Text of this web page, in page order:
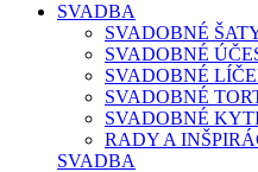
SVADBA
SVADOBNÉ
SVADOBNÉ
SVADOBNÉ
SVADOBNÉ
SVADOBNÉ
RADY A
SVADBA